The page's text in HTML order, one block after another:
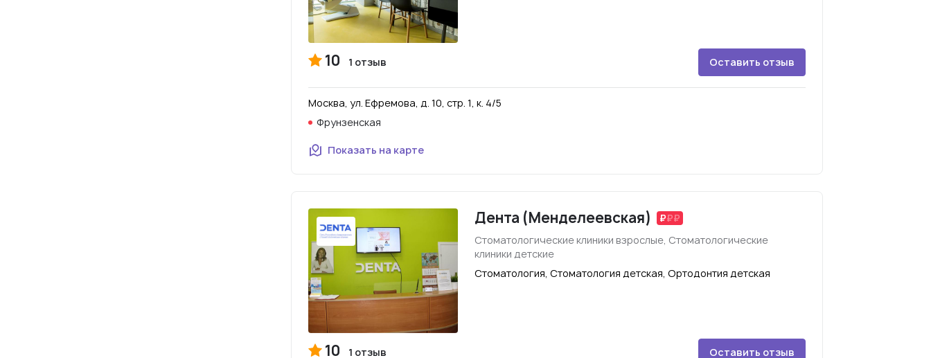
10 1 отзыв Оставить отзыв
Москва, ул. Ефремова, д. 10, стр. 1, к. 4/5
Фрунзенская
Показать на карте
Дента (Менделеевская)
Стоматологические клиники взрослые, Стоматологические
клиники детские
Стоматология, Стоматология детская, Ортодонтия детская
10 1 отзыв Оставить отзыв